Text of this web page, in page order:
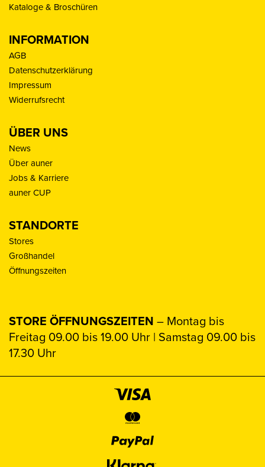
Kataloge & Broschüren
INFORMATION
AGB
Datenschutzerklärung
Impressum
Widerrufsrecht
ÜBER UNS
News
Über auner
Jobs & Karriere
auner CUP
STANDORTE
Stores
Großhandel
Öffnungszeiten
STORE ÖFFNUNGSZEITEN – Montag bis
Freitag 09.00 bis 19.00 Uhr | Samstag 09.00 bis
17.30 Uhr